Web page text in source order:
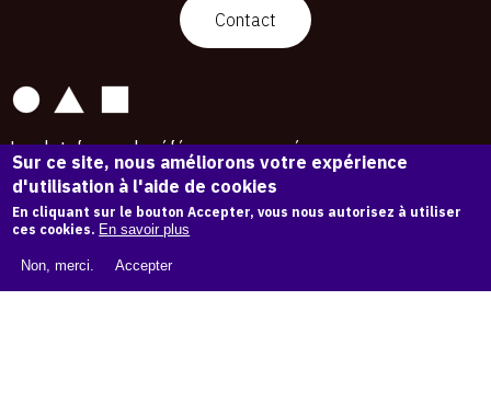
Contact
La plateforme de référence pour créer,
conserver et promouvoir l'Histoire de l'Art.
Des catalogues raisonnés aux archives
d'expositions.
43 254 œuvres d'art — 7 586 expositions
Copyright © OAM 2026. Tous droits réservés.
Sur ce site, nous améliorons votre expérience
d'utilisation à l'aide de cookies
En cliquant sur le bouton Accepter, vous nous autorisez à utiliser
ces cookies. En savoir plus
Non, merci. Accepter